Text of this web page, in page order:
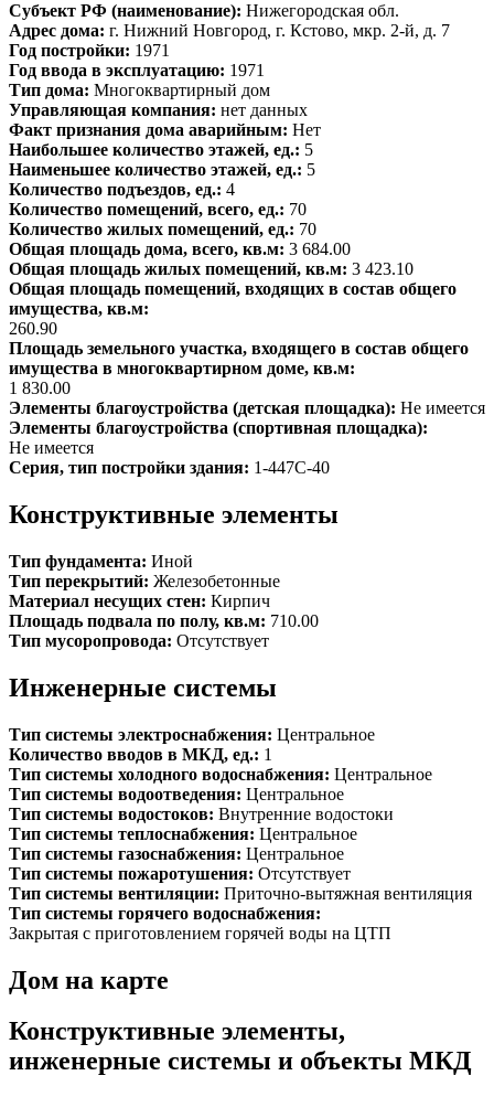
Субъект РФ (наименование): Нижегородская обл.
Адрес дома: г. Нижний Новгород, г. Кстово, мкр. 2-й, д. 7
Год постройки: 1971
Год ввода в эксплуатацию: 1971
Тип дома: Многоквартирный дом
Управляющая компания: нет данных
Факт признания дома аварийным: Нет
Наибольшее количество этажей, ед.: 5
Наименьшее количество этажей, ед.: 5
Количество подъездов, ед.: 4
Количество помещений, всего, ед.: 70
Количество жилых помещений, ед.: 70
Общая площадь дома, всего, кв.м: 3 684.00
Общая площадь жилых помещений, кв.м: 3 423.10
Общая площадь помещений, входящих в состав общего
имущества, кв.м:
260.90
Площадь земельного участка, входящего в состав общего
имущества в многоквартирном доме, кв.м:
1 830.00
Элементы благоустройства (детская площадка): Не имеется
Элементы благоустройства (спортивная площадка):
Не имеется
Серия, тип постройки здания: 1-447С-40
Конструктивные элементы
Тип фундамента: Иной
Тип перекрытий: Железобетонные
Материал несущих стен: Кирпич
Площадь подвала по полу, кв.м: 710.00
Тип мусоропровода: Отсутствует
Инженерные системы
Тип системы электроснабжения: Центральное
Количество вводов в МКД, ед.: 1
Тип системы холодного водоснабжения: Центральное
Тип системы водоотведения: Центральное
Тип системы водостоков: Внутренние водостоки
Тип системы теплоснабжения: Центральное
Тип системы газоснабжения: Центральное
Тип системы пожаротушения: Отсутствует
Тип системы вентиляции: Приточно-вытяжная вентиляция
Тип системы горячего водоснабжения:
Закрытая с приготовлением горячей воды на ЦТП
Дом на карте
Конструктивные элементы,
инженерные системы и объекты МКД